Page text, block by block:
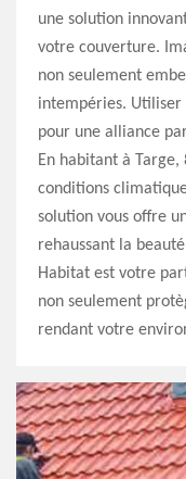
une solution
votre couverture.
non seulement
intempéries.
pour une alliance
En habitant à Targe,
conditions
solution vous offre
rehaussant la
Habitat est votre
non seulement
rendant votre